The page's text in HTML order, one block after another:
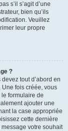
s’il s’agit d’une
bien qu’ils
Veuillez
leur propre
?
tout d’abord en
fois créée, vous
formulaire de
ajouter une
la case appropriée
cette dernière
votre souhait